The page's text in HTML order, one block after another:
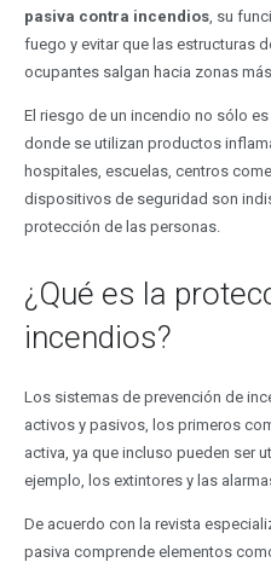
pasiva contra incendios, su
fuego y evitar que las estructuras
ocupantes salgan hacia zonas
El riesgo de un incendio no sólo
donde se utilizan productos
hospitales, escuelas, centros
dispositivos de seguridad son
protección de las personas.
¿Qué es la
incendios?
Los sistemas de prevención de
activos y pasivos, los primeros
activa, ya que incluso pueden ser
ejemplo, los extintores y las
De acuerdo con la revista
pasiva comprende elementos